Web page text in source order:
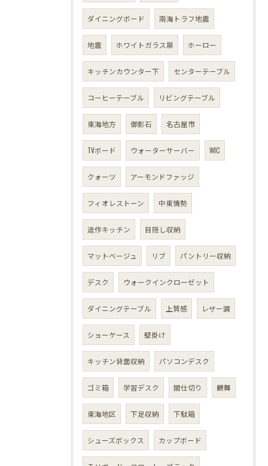
ダイニングボード 南海トラフ地震
地震 ホワイトガラス扉 ホーロー
キッチンカウンター下 センターテーブル
コーヒーテーブル リビングテーブル
東海地方 御影石 名古屋市
TVボード ウォーターサーバー WIC
クォーツ アーモンドファッジ
フィオレストーン 中東情勢
造作キッチン 目隠し収納
マットベージュ リブ パントリー収納
デスク ウォークインクローゼット
ダイニングテーブル 上質感 レザー調
ショーケース 壁掛け
キッチン背面収納 パソコンデスク
ゴミ箱 学習デスク 間仕切り 鶴舞
東海地区 下足収納 下駄箱
シューズボックス カップボード